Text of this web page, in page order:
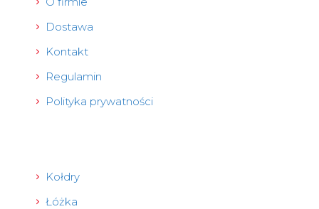
Dostawa
Kontakt
Regulamin
Polityka prywatności
Kołdry
Łóżka